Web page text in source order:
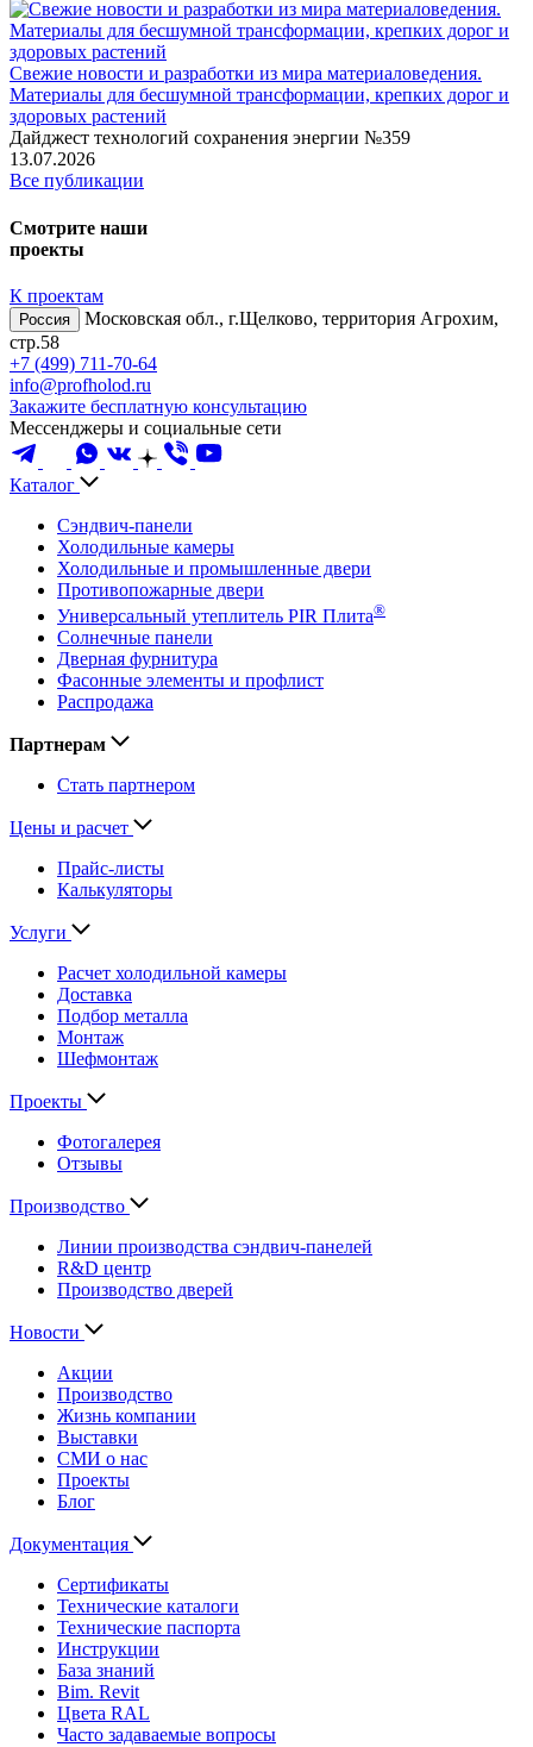
Свежие новости и разработки из мира материаловедения.
Материалы для бесшумной трансформации, крепких дорог и
здоровых растений
Дайджест технологий сохранения энергии №359
13.07.2026
Все публикации
Смотрите наши
проекты
К проектам
Россия
Московская обл., г.Щелково, территория Агрохим,
стр.58
+7 (499) 711-70-64
info@profholod.ru
Закажите бесплатную консультацию
Мессенджеры и социальные сети
Каталог
Сэндвич-панели
Холодильные камеры
Холодильные и промышленные двери
Противопожарные двери
Универсальный утеплитель PIR Плита®
Солнечные панели
Дверная фурнитура
Фасонные элементы и профлист
Распродажа
Партнерам
Стать партнером
Цены и расчет
Прайс-листы
Калькуляторы
Услуги
Расчет холодильной камеры
Доставка
Подбор металла
Монтаж
Шефмонтаж
Проекты
Фотогалерея
Отзывы
Производство
Линии производства сэндвич-панелей
R&D центр
Производство дверей
Новости
Акции
Производство
Жизнь компании
Выставки
СМИ о нас
Проекты
Блог
Документация
Сертификаты
Технические каталоги
Технические паспорта
Инструкции
База знаний
Bim. Revit
Цвета RAL
Часто задаваемые вопросы